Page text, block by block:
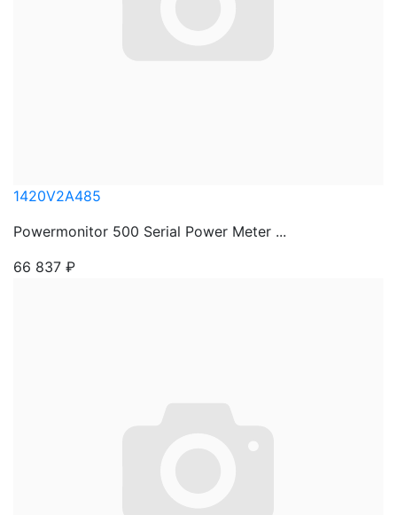
1420V2A485
Powermonitor 500 Serial Power Meter ...
66 837 ₽